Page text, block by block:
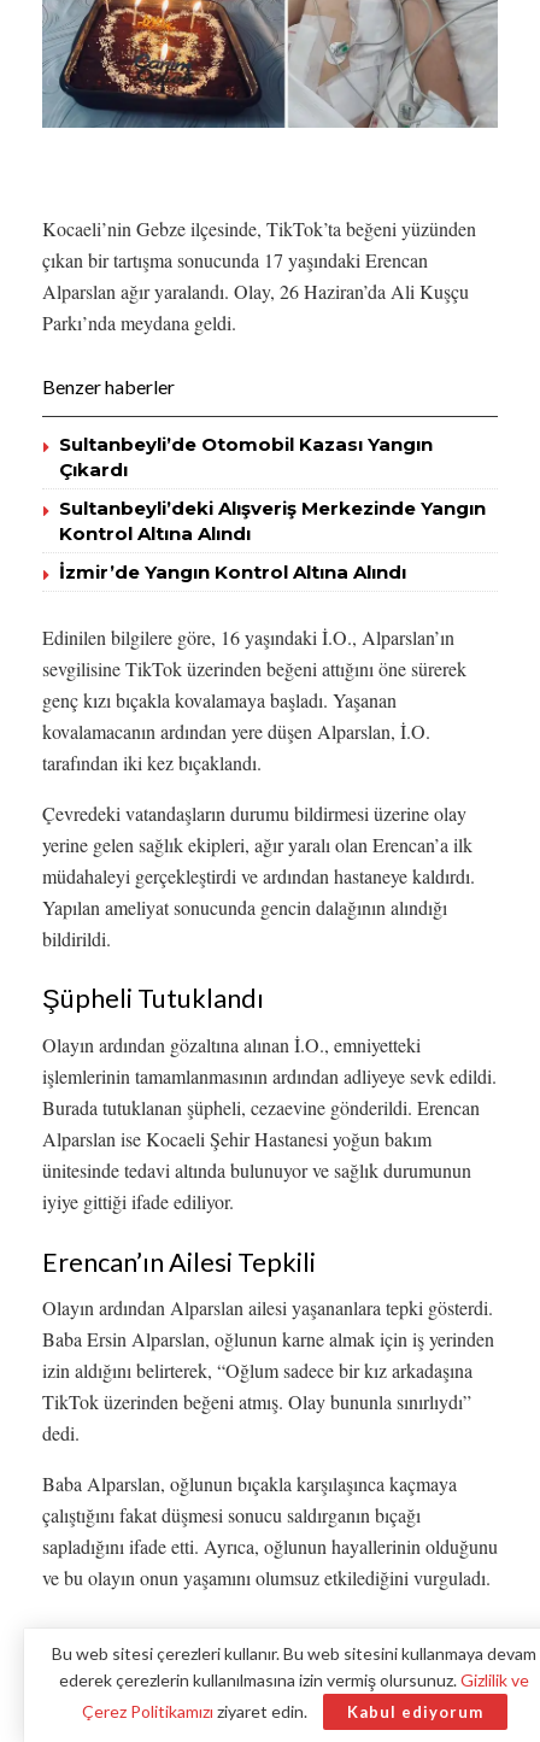
Kocaeli’nin Gebze ilçesinde, TikTok’ta beğeni yüzünden
çıkan bir tartışma sonucunda 17 yaşındaki Erencan
Alparslan ağır yaralandı. Olay, 26 Haziran’da Ali Kuşçu
Parkı’nda meydana geldi.
Benzer haberler
Sultanbeyli’de Otomobil Kazası Yangın
Çıkardı
Sultanbeyli’deki Alışveriş Merkezinde Yangın
Kontrol Altına Alındı
İzmir’de Yangın Kontrol Altına Alındı
Edinilen bilgilere göre, 16 yaşındaki İ.O., Alparslan’ın
sevgilisine TikTok üzerinden beğeni attığını öne sürerek
genç kızı bıçakla kovalamaya başladı. Yaşanan
kovalamacanın ardından yere düşen Alparslan, İ.O.
tarafından iki kez bıçaklandı.
Çevredeki vatandaşların durumu bildirmesi üzerine olay
yerine gelen sağlık ekipleri, ağır yaralı olan Erencan’a ilk
müdahaleyi gerçekleştirdi ve ardından hastaneye kaldırdı.
Yapılan ameliyat sonucunda gencin dalağının alındığı
bildirildi.
Şüpheli Tutuklandı
Olayın ardından gözaltına alınan İ.O., emniyetteki
işlemlerinin tamamlanmasının ardından adliyeye sevk edildi.
Burada tutuklanan şüpheli, cezaevine gönderildi. Erencan
Alparslan ise Kocaeli Şehir Hastanesi yoğun bakım
ünitesinde tedavi altında bulunuyor ve sağlık durumunun
iyiye gittiği ifade ediliyor.
Erencan’ın Ailesi Tepkili
Olayın ardından Alparslan ailesi yaşananlara tepki gösterdi.
Baba Ersin Alparslan, oğlunun karne almak için iş yerinden
izin aldığını belirterek, “Oğlum sadece bir kız arkadaşına
TikTok üzerinden beğeni atmış. Olay bununla sınırlıydı”
dedi.
Baba Alparslan, oğlunun bıçakla karşılaşınca kaçmaya
çalıştığını fakat düşmesi sonucu saldırganın bıçağı
sapladığını ifade etti. Ayrıca, oğlunun hayallerinin olduğunu
ve bu olayın onun yaşamını olumsuz etkilediğini vurguladı.
Anne Serpil Alparslan ise oğlunun durumunun iyiye
gittiğini ancak adaletin yerini bulmasını istediğini dile
Bu web sitesi çerezleri kullanır. Bu web sitesini kullanmaya devam
ederek çerezlerin kullanılmasına izin vermiş olursunuz.Gizlilik ve
Çerez Politikamızı ziyaret edin. Kabul ediyorum